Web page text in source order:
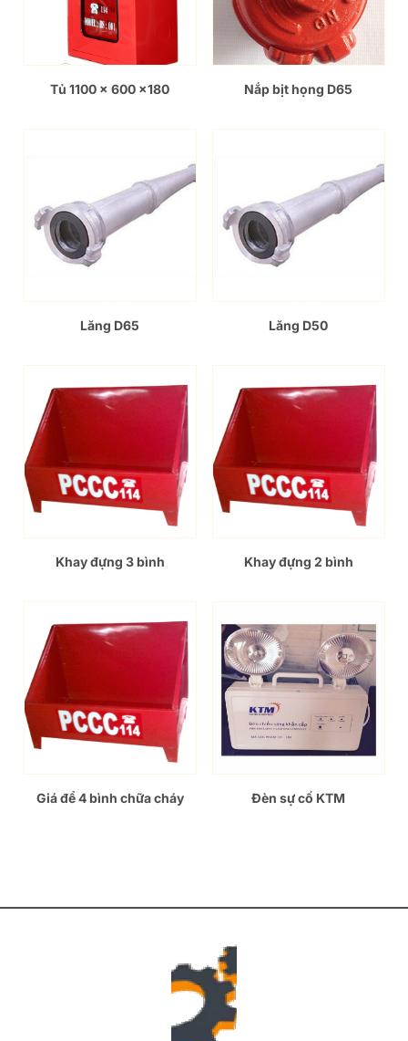
Tủ 1100 x 600 x180 Nắp bịt họng D65
Lăng D65 Lăng D50
Khay đựng 3 bình Khay đựng 2 bình
Giá để 4 bình chữa cháy Đèn sự cố KTM